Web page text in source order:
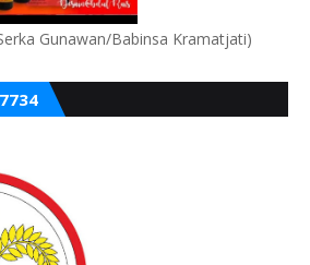
Gunawan/Babinsa Kramatjati)